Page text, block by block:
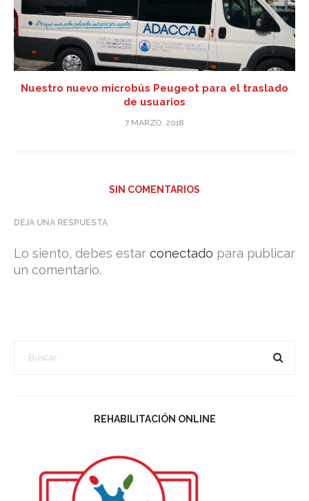
Nuestro nuevo microbús Peugeot para el traslado
de usuarios
7 MARZO, 2018
SIN COMENTARIOS
DEJA UNA RESPUESTA
Lo siento, debes estar conectado para publicar
un comentario.
REHABILITACIÓN ONLINE